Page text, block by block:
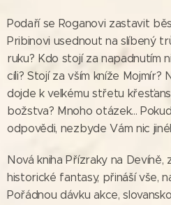
Podaří se Roganovi zastavit
Pribinovi usednout na slíbený
ruku? Kdo stojí za napadnutím
cíli? Stojí za vším kníže Mojmír?
dojde k velkému střetu
božstva? Mnoho otázek...
odpovědi, nezbyde Vám nic
Nová kniha Přízraky na
historické fantasy, přináší vše,
Pořádnou dávku akce,